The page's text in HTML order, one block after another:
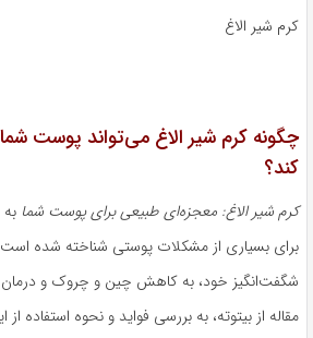
کرم شیر الاغ
چگونه کرم شیر الاغ می‌تواند پوست
کند؟
کرم شیر الاغ: معجزه‌ای طبیعی برای پوست شما
برای بسیاری از مشکلات پوستی شناخته شده
شگفت‌انگیز خود، به کاهش چین و چروک و
مقاله از بیتوته، به بررسی فواید و نحوه استفاده از